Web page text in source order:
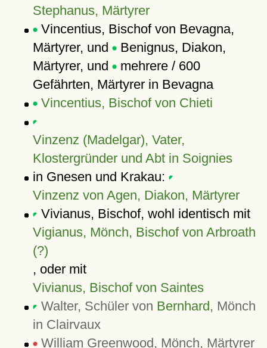
Stephanus, Märtyrer
Vincentius, Bischof von Bevagna,
Märtyrer, und Benignus, Diakon,
Märtyrer, und mehrere / 600
Gefährten, Märtyrer in Bevagna
Vincentius, Bischof von Chieti
Vinzenz (Madelgar), Vater,
Klostergründer und Abt in Soignies
in Gnesen und Krakau:
Vinzenz von Agen, Diakon, Märtyrer
Vivianus, Bischof, wohl identisch mit
Vigianus, Mönch, Bischof von Arbroath
(?)
, oder mit
Vivianus, Bischof von Saintes
Walter, Schüler von Bernhard, Mönch
in Clairvaux
William Greenwood, Mönch, Märtyrer